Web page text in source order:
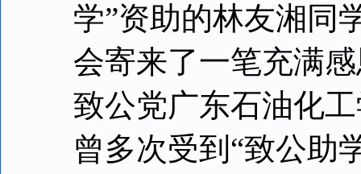
学”资助的林友湘同
会寄来了一笔充满
致公党广东石油化
曾多次受到“致公助